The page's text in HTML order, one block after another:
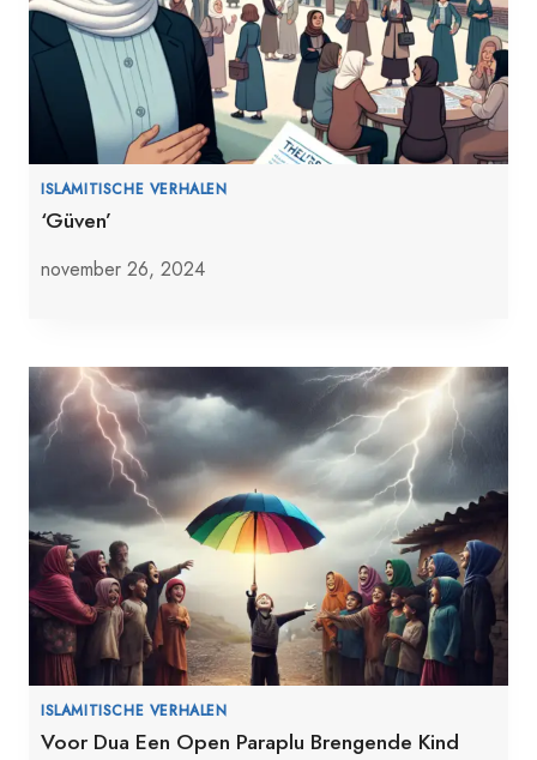
ISLAMITISCHE VERHALEN
‘Güven’
november 26, 2024
ISLAMITISCHE VERHALEN
Voor Dua Een Open Paraplu Brengende Kind